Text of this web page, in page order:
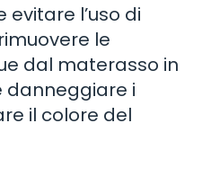
evitare l’uso di
le
dal materasso in
i
il colore del